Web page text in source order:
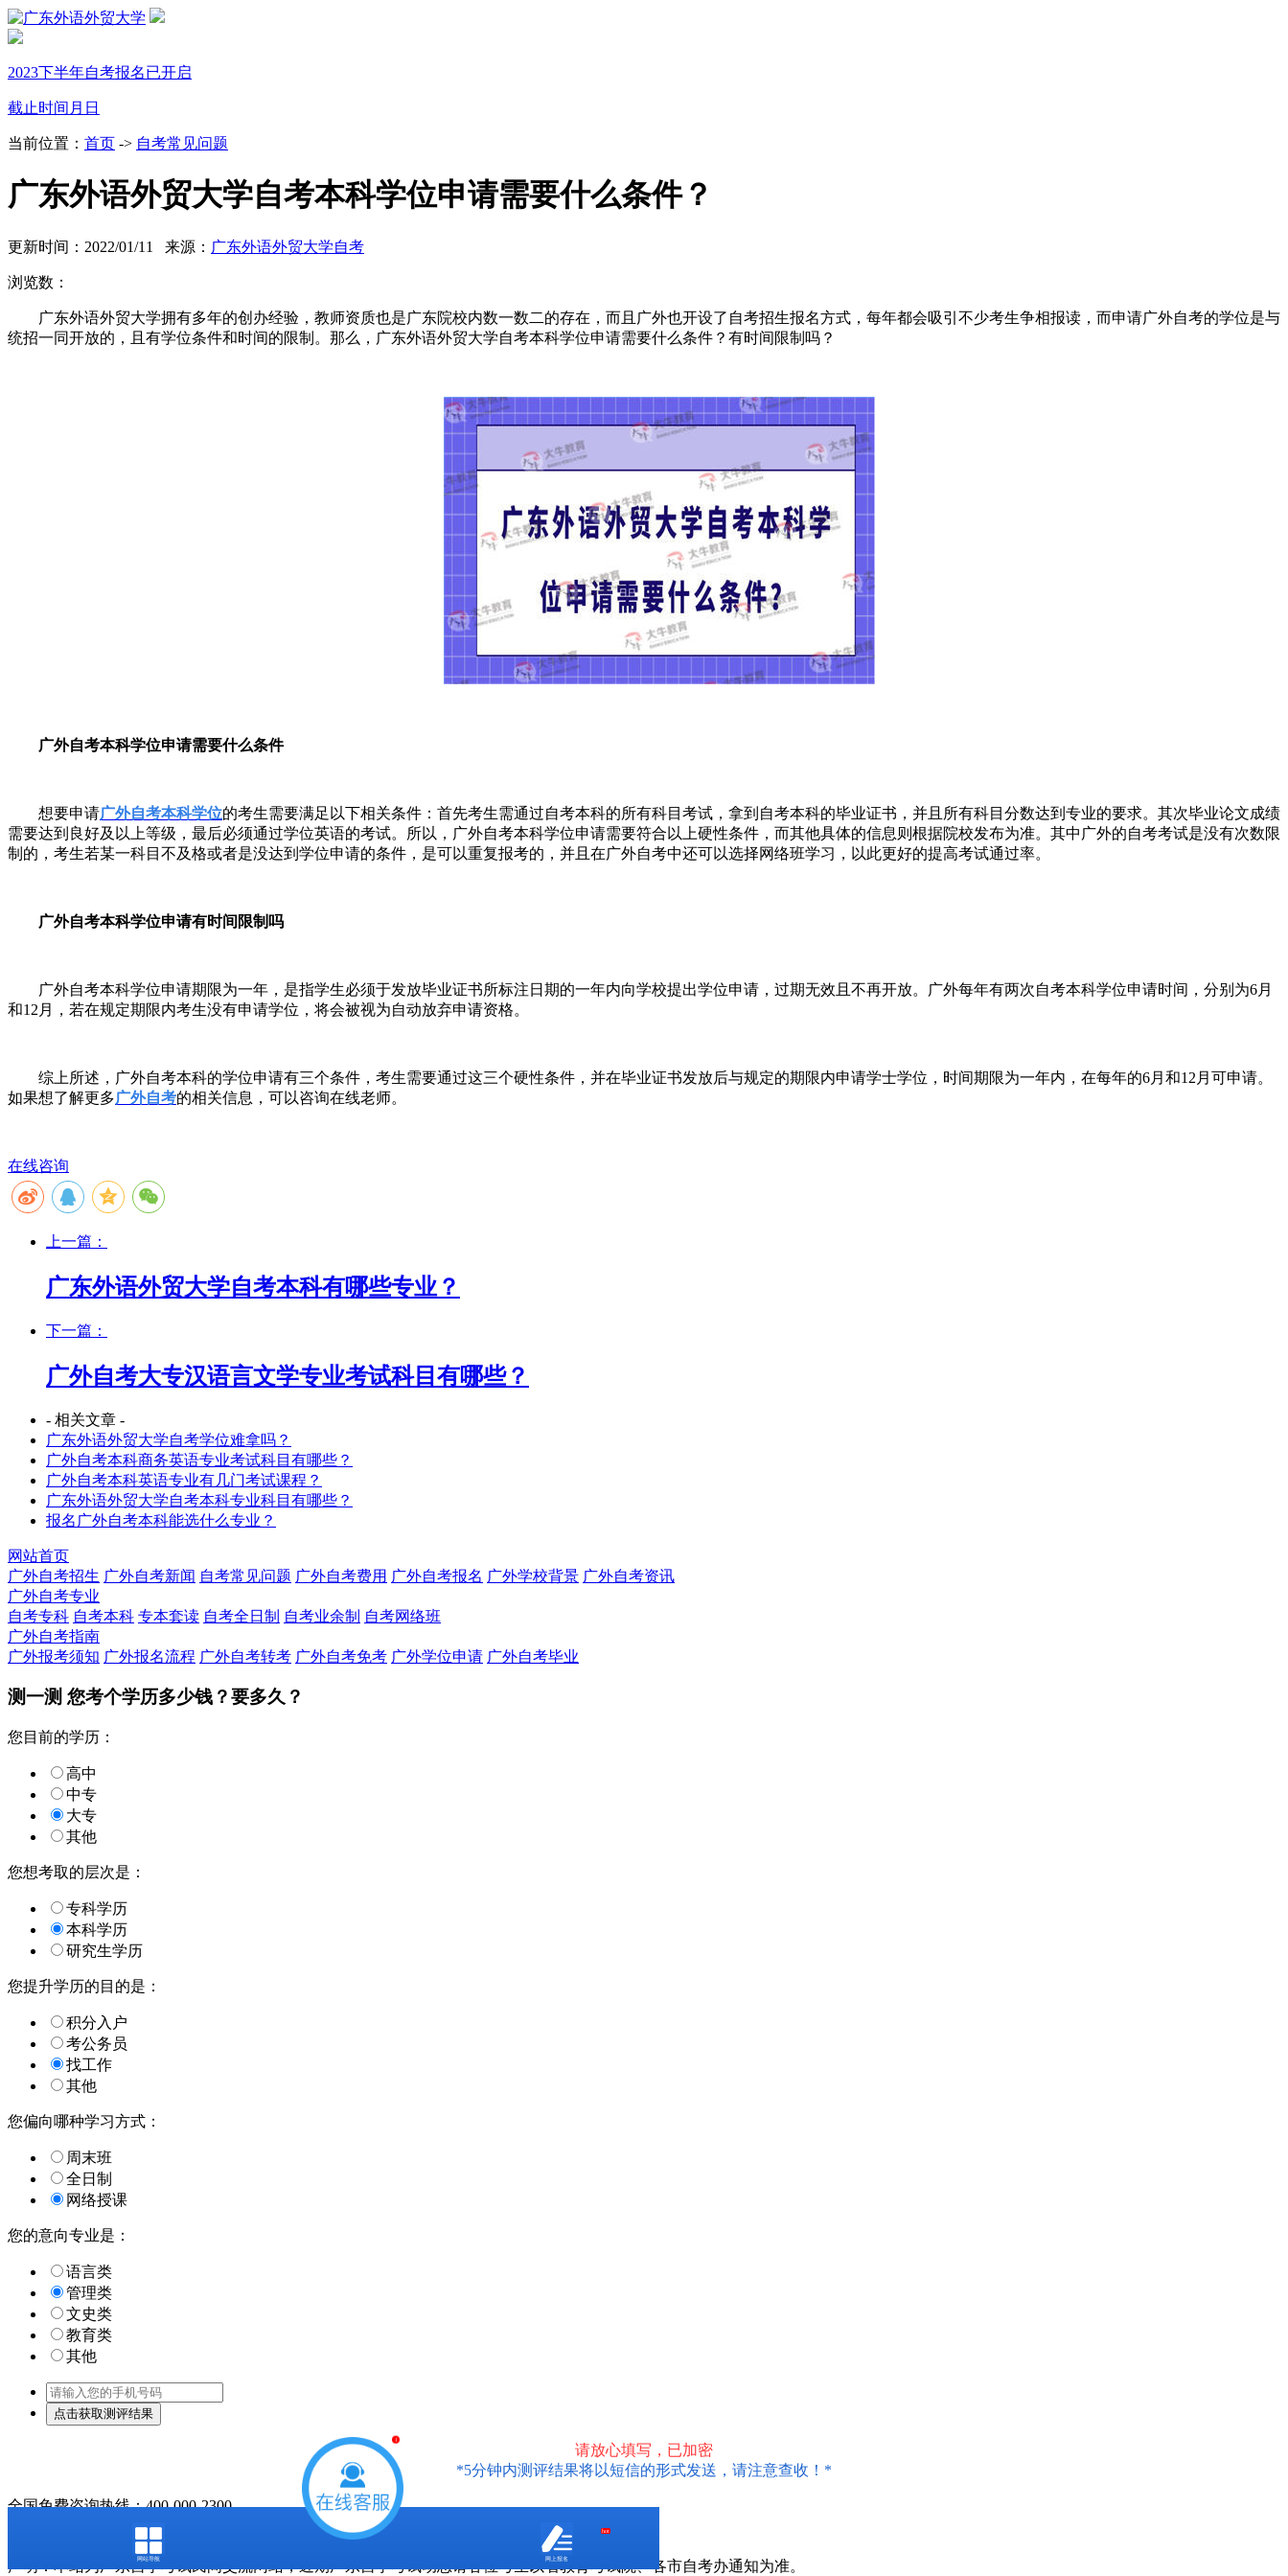
2023下半年自考报名已开启
截止时间 月 日
当前位置： 首页 -> 自考常见问题
广东外语外贸大学自考本科学位申请需要什么条件？
更新时间：2022/01/11 来源： 广东外语外贸大学自考
浏览数：
广东外语外贸大学拥有多年的创办经验，教师资质也是广东院校内数一数二的存在，而且广外也开设了自考招生报名方式，每年都会吸引不少考生争相报读，而申请广外自考的学位是与
统招一同开放的，且有学位条件和时间的限制。那么，广东外语外贸大学自考本科学位申请需要什么条件？有时间限制吗？
广外自考本科学位申请需要什么条件
想要申请广外自考本科学位的考生需要满足以下相关条件：首先考生需通过自考本科的所有科目考试，拿到自考本科的毕业证书，并且所有科目分数达到专业的要求。其次毕业论文成绩
需要达到良好及以上等级，最后必须通过学位英语的考试。所以，广外自考本科学位申请需要符合以上硬性条件，而其他具体的信息则根据院校发布为准。其中广外的自考考试是没有次数限
制的，考生若某一科目不及格或者是没达到学位申请的条件，是可以重复报考的，并且在广外自考中还可以选择网络班学习，以此更好的提高考试通过率。
广外自考本科学位申请有时间限制吗
广外自考本科学位申请期限为一年，是指学生必须于发放毕业证书所标注日期的一年内向学校提出学位申请，过期无效且不再开放。广外每年有两次自考本科学位申请时间，分别为6月
和12月，若在规定期限内考生没有申请学位，将会被视为自动放弃申请资格。
综上所述，广外自考本科的学位申请有三个条件，考生需要通过这三个硬性条件，并在毕业证书发放后与规定的期限内申请学士学位，时间期限为一年内，在每年的6月和12月可申请。
如果想了解更多广外自考的相关信息，可以咨询在线老师。
在线咨询
上一篇：
广东外语外贸大学自考本科有哪些专业？
下一篇：
广外自考大专汉语言文学专业考试科目有哪些？
- 相关文章 -
广东外语外贸大学自考学位难拿吗？
广外自考本科商务英语专业考试科目有哪些？
广外自考本科英语专业有几门考试课程？
广东外语外贸大学自考本科专业科目有哪些？
报名广外自考本科能选什么专业？
网站首页
广外自考招生 广外自考新闻 自考常见问题 广外自考费用 广外自考报名 广外学校背景 广外自考资讯
广外自考专业
自考专科 自考本科 专本套读 自考全日制 自考业余制 自考网络班
广外自考指南
广外报考须知 广外报名流程 广外自考转考 广外自考免考 广外学位申请 广外自考毕业
测一测 您考个学历多少钱？要多久？
您目前的学历：
高中
中专
大专
其他
您想考取的层次是：
专科学历
本科学历
研究生学历
您提升学历的目的是：
积分入户
考公务员
找工作
其他
您偏向哪种学习方式：
周末班
全日制
网络授课
您的意向专业是：
语言类
管理类
文史类
教育类
其他
请放心填写，已加密
*5分钟内测评结果将以短信的形式发送，请注意查收！*
全国免费咨询热线：400-000-2300
Copyright © 2023 广州自考
粤ICP备18016435号
此网站信息属于广州市天河区大牛教育培训中心有限公司
声明：本站为广东自学考试民间交流网站，近期广东自学考试动态请各位考生以省教育考试院、各市自考办通知为准。
网站导航 网上报名
hot